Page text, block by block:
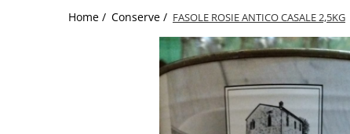
Home / Conserve / FASOLE ROSIE ANTICO CASALE 2,5KG